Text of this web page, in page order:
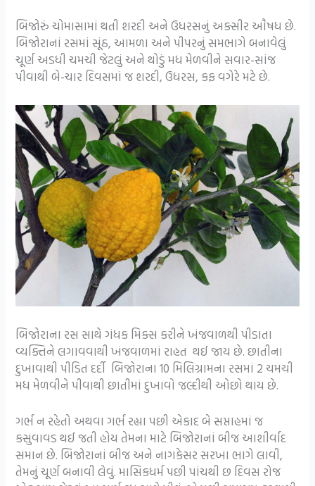
બિજોરું ચોમાસામાં થતી શરદી અને ઉધરસનું અક્સીર ઔષધ છે.
બિજોરાનાં રસમાં સૂંઠ, આમળા અને પીપરનું સમભાગે બનાવેલું
ચૂર્ણ અડધી ચમચી જેટલું અને થોડું મધ મેળવીને સવાર-સાંજ
પીવાથી બે-ચાર દિવસમાં જ શરદી, ઉધરસ, કફ વગેરે મટે છે.
બિજોરાના રસ સાથે ગંધક મિક્સ કરીને ખંજવાળથી પીડાતા
વ્યક્તિને લગાવવાથી ખંજવાળમાં રાહત થઈ જાય છે. છાતીના
દુખાવાથી પીડિત દર્દી બિજોરાના 10 મિલિગ્રામના રસમાં 2 ચમચી
મધ મેળવીને પીવાથી છાતીમાં દુખાવો જલ્દીથી ઓછો થાય છે.
ગર્ભ ન રહેતો અથવા ગર્ભ રહ્યા પછી એકાદ બે સપ્તાહમાં જ
કસુવાવડ થઈ જતી હોય તેમના માટે બિજોરાનાં બીજ આશીર્વાદ
સમાન છે. બિજોરાનાં બીજ અને નાગકેસર સરખા ભાગે લાવી,
તેમનું ચૂર્ણ બનાવી લેવું. માસિકધર્મ પછી પાંચથી છ દિવસ રોજ